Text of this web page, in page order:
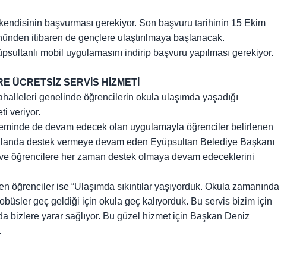
başvurması gerekiyor. Son başvuru tarihinin 15 Ekim
itibaren de gençlere ulaştırılmaya başlanacak.
mobil uygulamasını indirip başvuru yapılması gerekiyor.
ÜCRETSİZ SERVİS HİZMETİ
genelinde öğrencilerin okula ulaşımda yaşadığı
veriyor.
de devam edecek olan uygulamayla öğrenciler belirlenen
destek vermeye devam eden Eyüpsultan Belediye Başkanı
öğrencilere her zaman destek olmaya devam edeceklerini
öğrenciler ise “Ulaşımda sıkıntılar yaşıyorduk. Okula zamanında
geç geldiği için okula geç kalıyorduk. Bu servis bizim için
bizlere yarar sağlıyor. Bu güzel hizmet için Başkan Deniz